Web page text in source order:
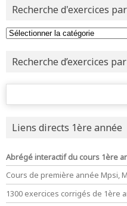
ou testerla page
Recherche d'exercices
Recherche d’exercices
Rechercher :
Liens directs 1ère année
Abrégé interactif du cours 1ère
Cours de première année Mpsi,
1300 exercices corrigés de 1ère